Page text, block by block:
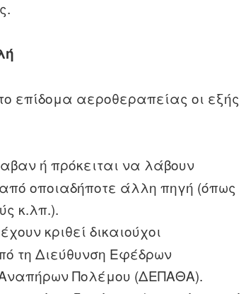
επίδομα αεροθεραπείας οι εξής
ή πρόκειται να λάβουν
οποιαδήποτε άλλη πηγή (όπως
κ.λπ.).
κριθεί δικαιούχοι
τη Διεύθυνση Εφέδρων
Πολέμου (ΔΕΠΑΘΑ).